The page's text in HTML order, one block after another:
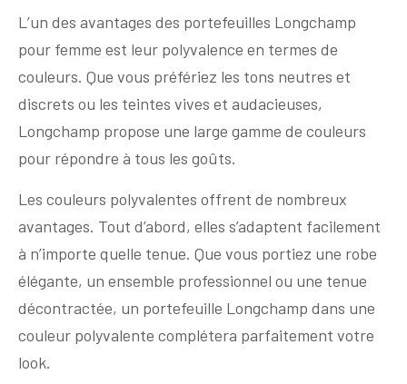
L’un des avantages des portefeuilles Longchamp
pour femme est leur polyvalence en termes de
couleurs. Que vous préfériez les tons neutres et
discrets ou les teintes vives et audacieuses,
Longchamp propose une large gamme de couleurs
pour répondre à tous les goûts.
Les couleurs polyvalentes offrent de nombreux
avantages. Tout d’abord, elles s’adaptent facilement
à n’importe quelle tenue. Que vous portiez une robe
élégante, un ensemble professionnel ou une tenue
décontractée, un portefeuille Longchamp dans une
couleur polyvalente complétera parfaitement votre
look.